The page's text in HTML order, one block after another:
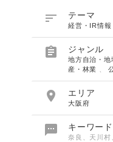
 テーマ
経営・IR情報
 ジャンル
地方自治・地
産・林業
、
 エリア
大阪府
 キーワード
奈良、天川村